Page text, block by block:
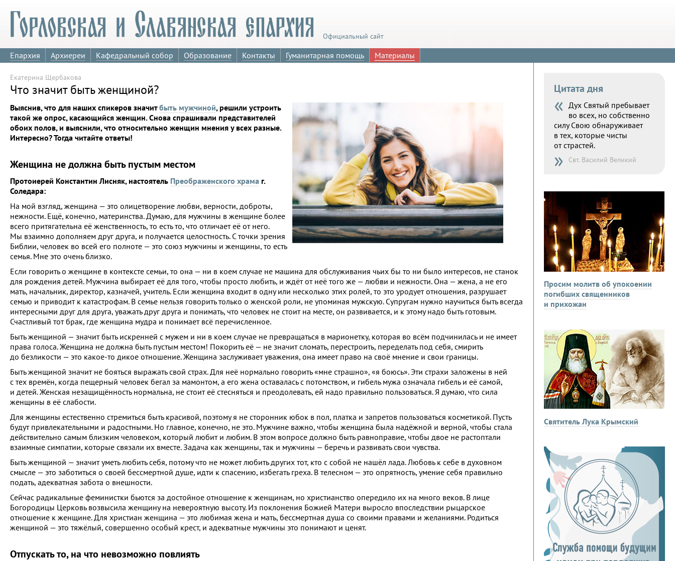
Официальный сайт
Епархия Архиереи Кафедральный собор Образование Контакты Гуманитарная помощь Материалы
Екатерина Щербакова
Что значит быть женщиной?
Выяснив, что для наших спикеров значитбыть мужчиной, решили устроить
такой же опрос, касающийся женщин. Снова спрашивали представителей
обоих полов, и выяснили, что относительно женщин мнения у всех разные.
Интересно? Тогда читайте ответы!
Женщина не должна быть пустым местом
Протоиерей Константин Лисняк, настоятель Преображенского храма г.
Соледара:
На мой взгляд, женщина — это олицетворение любви, верности, доброты,
нежности. Ещё, конечно, материнства. Думаю, для мужчины в женщине более
всего притягательна её женственность, то есть то, что отличает её от него.
Мы взаимно дополняем друг друга, и получается целостность. С точки зрения
Библии, человек во всей его полноте — это союз мужчины и женщины, то есть
семья. Мне это очень близко.
Если говорить о женщине в контексте семьи, то она — ни в коем случае не машина для обслуживания чьих бы то ни было интересов, не станок
для рождения детей. Мужчина выбирает её для того, чтобы просто любить, и ждёт от неё того же — любви и нежности. Она — жена, а не его
мать, начальник, директор, казначей, учитель. Если женщина входит в одну или несколько этих ролей, то это уродует отношения, разрушает
семью и приводит к катастрофам. В семье нельзя говорить только о женской роли, не упоминая мужскую. Супругам нужно научиться быть всегда
интересными друг для друга, уважать друг друга и понимать, что человек не стоит на месте, он развивается, и к этому надо быть готовым.
Счастливый тот брак, где женщина мудра и понимает всё перечисленное.
Быть женщиной — значит быть искренней с мужем и ни в коем случае не превращаться в марионетку, которая во всём подчинилась и не имеет
права голоса. Женщина не должна быть пустым местом! Покорить её — не значит сломать, перестроить, переделать под себя, смирить
до безликости — это какое-то дикое отношение. Женщина заслуживает уважения, она имеет право на своё мнение и свои границы.
Быть женщиной значит не бояться выражать свой страх. Для неё нормально говорить «мне страшно», «я боюсь». Эти страхи заложены в ней
с тех времён, когда пещерный человек бегал за мамонтом, а его жена оставалась с потомством, и гибель мужа означала гибель и её самой,
и детей. Женская незащищённость нормальна, не стоит её стесняться и преодолевать, ей надо правильно пользоваться. Я думаю, что сила
женщины в её слабости.
Для женщины естественно стремиться быть красивой, поэтому я не сторонник юбок в пол, платка и запретов пользоваться косметикой. Пусть
будут привлекательными и радостными. Но главное, конечно, не это. Мужчине важно, чтобы женщина была надёжной и верной, чтобы стала
действительно самым близким человеком, который любит и любим. В этом вопросе должно быть равноправие, чтобы двое не растоптали
взаимные симпатии, которые связали их вместе. Задача как женщины, так и мужчины — беречь и развивать свои чувства.
Быть женщиной — значит уметь любить себя, потому что не может любить других тот, кто с собой не нашёл лада. Любовь к себе в духовном
смысле — это заботиться о своей бессмертной душе, идти к спасению, избегать греха. В телесном — это опрятность, умение себя правильно
подать, адекватная забота о внешности.
Сейчас радикальные феминистки бьются за достойное отношение к женщинам, но христианство опередило их на много веков. В лице
Богородицы Церковь возвысила женщину на невероятную высоту. Из поклонения Божией Матери выросло впоследствии рыцарское
отношение к женщине. Для христиан женщина — это любимая жена и мать, бессмертная душа со своими правами и желаниями. Родиться
женщиной — это тяжёлый, совершенно особый крест, и адекватные мужчины это понимают и ценят.
Отпускать то, на что невозможно повлиять
Цитата дня
« Дух Святый пребывает
во всех, но собственно
силу Свою обнаруживает
в тех, которые чисты
от страстей.
» Свт. Василий Великий
Просим молитв об упокоении
погибших священников
и прихожан
Святитель Лука Крымский